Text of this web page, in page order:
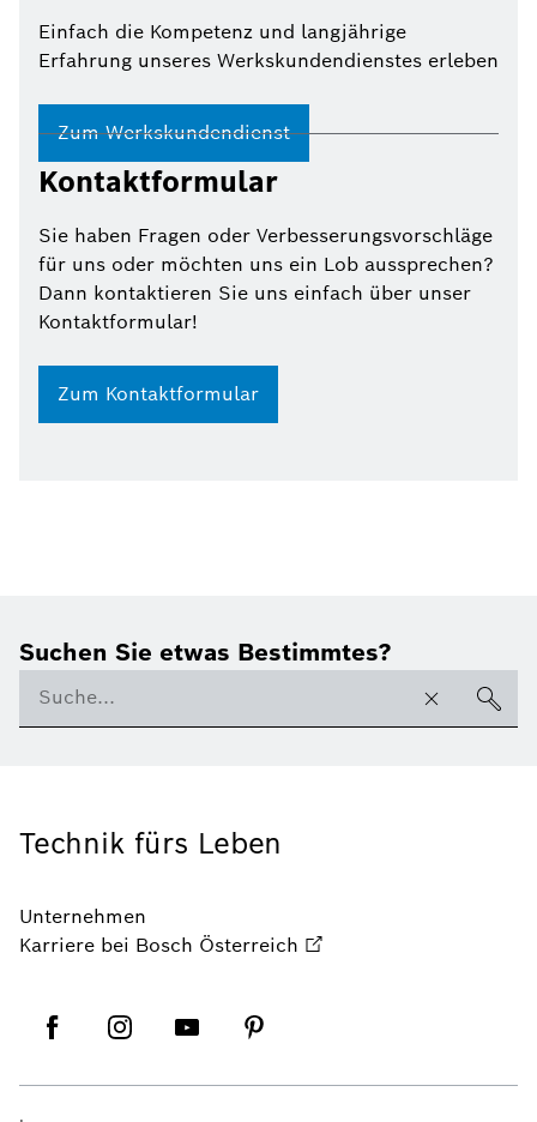
Einfach die Kompetenz und langjährige
Erfahrung unseres Werkskundendienstes erleben
Zum Werkskundendienst
Kontaktformular
Sie haben Fragen oder Verbesserungsvorschläge
für uns oder möchten uns ein Lob aussprechen?
Dann kontaktieren Sie uns einfach über unser
Kontaktformular!
Zum Kontaktformular
Suchen Sie etwas Bestimmtes?
Technik fürs Leben
Unternehmen
Karriere bei Bosch Österreich